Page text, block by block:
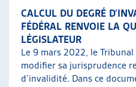
CALCUL DU DEGRÉ
FÉDÉRAL RENVOIE LA
LÉGISLATEUR
Le 9 mars 2022, le
modifier sa jurisprudence
d’invalidité. Dans ce